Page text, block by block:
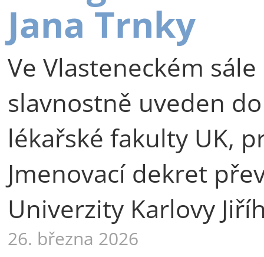
Jana Trnky
Ve Vlasteneckém
slavnostně uveden
lékařské fakulty UK,
Jmenovací dekret
Univerzity Karlovy
26. března 2026